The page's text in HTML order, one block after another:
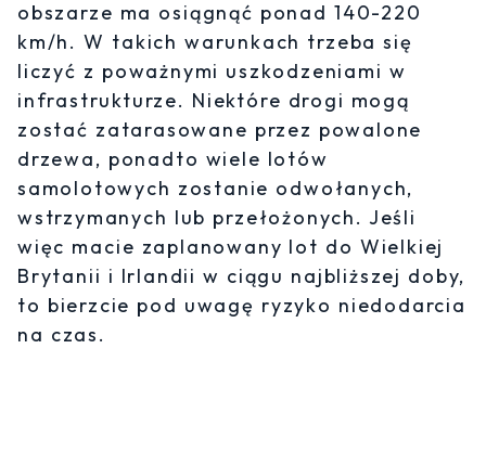
obszarze ma osiągnąć ponad 140-220
km/h. W takich warunkach trzeba się
liczyć z poważnymi uszkodzeniami w
infrastrukturze. Niektóre drogi mogą
zostać zatarasowane przez powalone
drzewa, ponadto wiele lotów
samolotowych zostanie odwołanych,
wstrzymanych lub przełożonych. Jeśli
więc macie zaplanowany lot do Wielkiej
Brytanii i Irlandii w ciągu najbliższej doby,
to bierzcie pod uwagę ryzyko niedodarcia
na czas.